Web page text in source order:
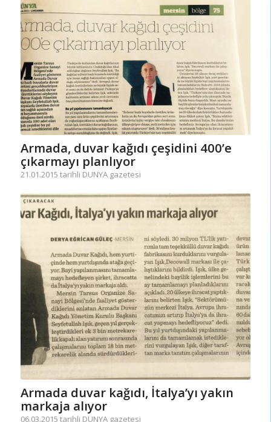
Armada, duvar kağıdı çeşidini 400’e
çıkarmayı planlıyor
21.01.2015 tarihli DUNYA gazetesi
Armada duvar kağıdı, İtalya’yı yakın
markaja alıyor
06.03.2015 tarihli DUNYA gazetesi